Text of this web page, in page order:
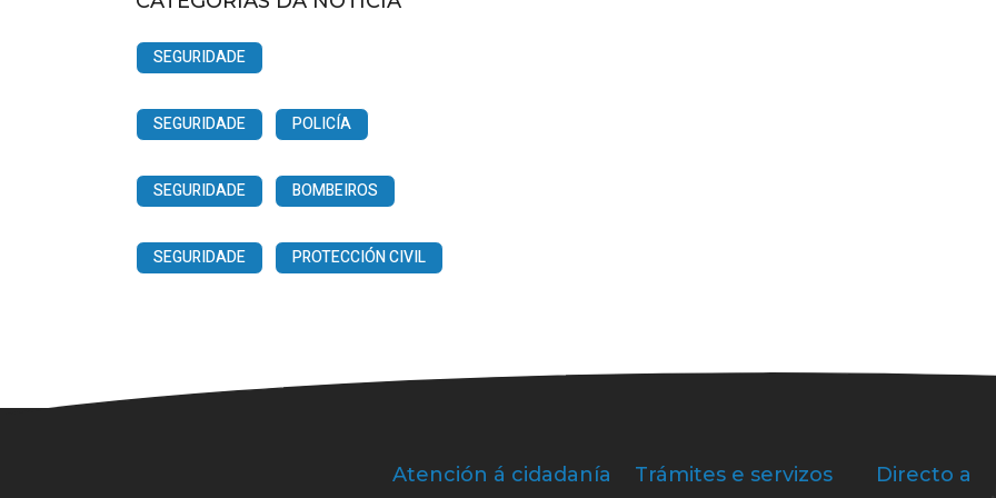
SEGURIDADE
SEGURIDADE POLICÍA
SEGURIDADE BOMBEIROS
SEGURIDADE PROTECCIÓN CIVIL
Atención á cidadanía Trámites e servizos Directo a